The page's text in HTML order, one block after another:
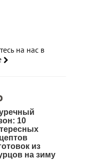
на нас в
10
из
на зиму